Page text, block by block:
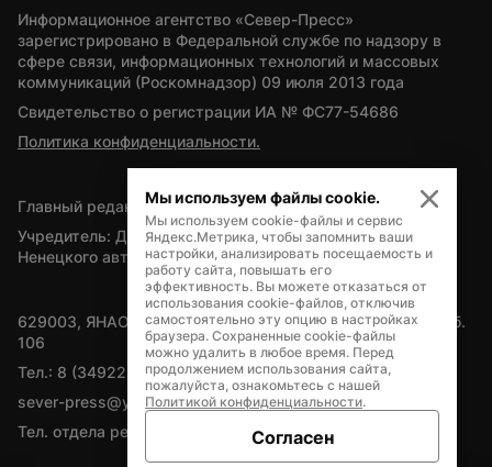
Информационное агентство «Север-Пресс»
зарегистрировано в Федеральной службе по надзору в
сфере связи, информационных технологий и массовых
коммуникаций (Роскомнадзор) 09 июля 2013 года
Свидетельство о регистрации ИА № ФС77-54686
Политика конфиденциальности.
Главный редактор — А.Л. Поздеев
Учредитель: Департамент внутренней политики Ямало-
Ненецкого автономного округа
629003, ЯНАО, Салехард, мкр. Богдана Кнунянца, д.1, каб.
106
Тел.: 8 (34922) 71262
sever-press@yamal-media.ru
Тел. отдела рекламы: 8 (34922) 42728
Мы используем файлы cookie.
Мы используем cookie-файлы и сервис
Яндекс.Метрика, чтобы запомнить ваши
настройки, анализировать посещаемость и
работу сайта, повышать его
эффективность. Вы можете отказаться от
использования cookie-файлов, отключив
самостоятельно эту опцию в настройках
браузера. Сохраненные cookie-файлы
можно удалить в любое время. Перед
продолжением использования сайта,
пожалуйста, ознакомьтесь с нашей
Политикой конфиденциальности.
Согласен